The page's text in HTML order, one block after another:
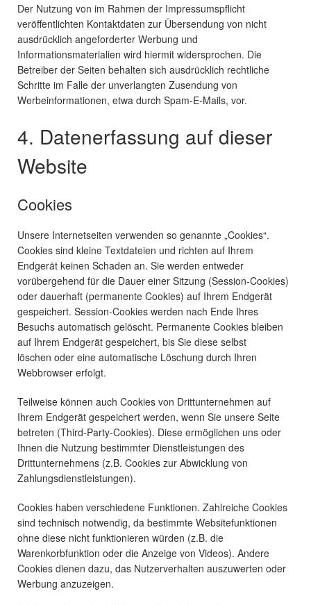
Der Nutzung von im Rahmen der Impressumspflicht
veröffentlichten Kontaktdaten zur Übersendung von nicht
ausdrücklich angeforderter Werbung und
Informationsmaterialien wird hiermit widersprochen. Die
Betreiber der Seiten behalten sich ausdrücklich rechtliche
Schritte im Falle der unverlangten Zusendung von
Werbeinformationen, etwa durch Spam-E-Mails, vor.
4. Datenerfassung auf dieser
Website
Cookies
Unsere Internetseiten verwenden so genannte „Cookies“.
Cookies sind kleine Textdateien und richten auf Ihrem
Endgerät keinen Schaden an. Sie werden entweder
vorübergehend für die Dauer einer Sitzung (Session-Cookies)
oder dauerhaft (permanente Cookies) auf Ihrem Endgerät
gespeichert. Session-Cookies werden nach Ende Ihres
Besuchs automatisch gelöscht. Permanente Cookies bleiben
auf Ihrem Endgerät gespeichert, bis Sie diese selbst
löschen oder eine automatische Löschung durch Ihren
Webbrowser erfolgt.
Teilweise können auch Cookies von Drittunternehmen auf
Ihrem Endgerät gespeichert werden, wenn Sie unsere Seite
betreten (Third-Party-Cookies). Diese ermöglichen uns oder
Ihnen die Nutzung bestimmter Dienstleistungen des
Drittunternehmens (z.B. Cookies zur Abwicklung von
Zahlungsdienstleistungen).
Cookies haben verschiedene Funktionen. Zahlreiche Cookies
sind technisch notwendig, da bestimmte Websitefunktionen
ohne diese nicht funktionieren würden (z.B. die
Warenkorbfunktion oder die Anzeige von Videos). Andere
Cookies dienen dazu, das Nutzerverhalten auszuwerten oder
Werbung anzuzeigen.